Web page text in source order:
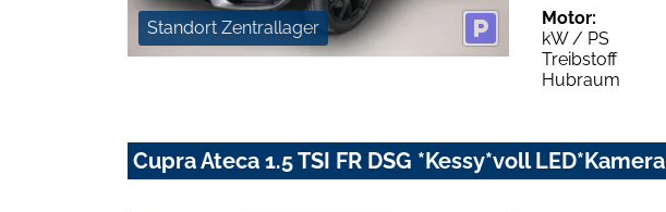
Standort Zentrallager
Motor:
kW / PS
Treibstoff
Hubraum
Cupra Ateca 1.5 TSI FR DSG *Kessy*voll LED*Kamera